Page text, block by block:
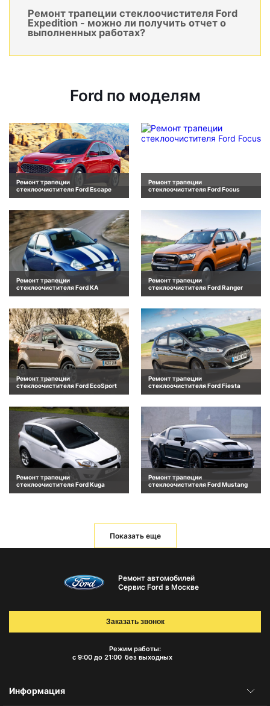
Ремонт трапеции стеклоочистителя Ford
Expedition - можно ли получить отчет о
выполненных работах?
Ford по моделям
Ремонт трапеции
стеклоочистителя Ford Escape
Ремонт трапеции
стеклоочистителя Ford Focus
Ремонт трапеции
стеклоочистителя Ford KA
Ремонт трапеции
стеклоочистителя Ford Ranger
Ремонт трапеции
стеклоочистителя Ford EcoSport
Ремонт трапеции
стеклоочистителя Ford Fiesta
Ремонт трапеции
стеклоочистителя Ford Kuga
Ремонт трапеции
стеклоочистителя Ford Mustang
Показать еще
Ремонт автомобилей
Сервис Ford в Москве
Режим работы:
с 9:00 до 21:00 без выходных
Заказать звонок
Информация